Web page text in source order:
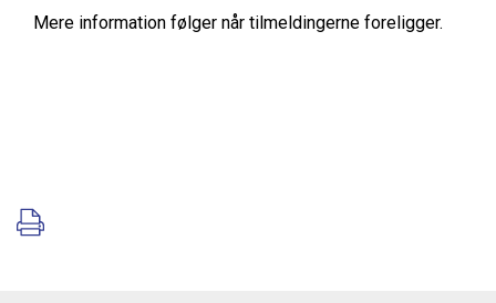
Mere information følger når tilmeldingerne foreligger.